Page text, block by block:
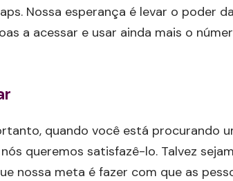
Nossa esperança é levar o poder
a acessar e usar ainda mais o
quando você está procurando
queremos satisfazê-lo. Talvez
nossa meta é fazer com que as